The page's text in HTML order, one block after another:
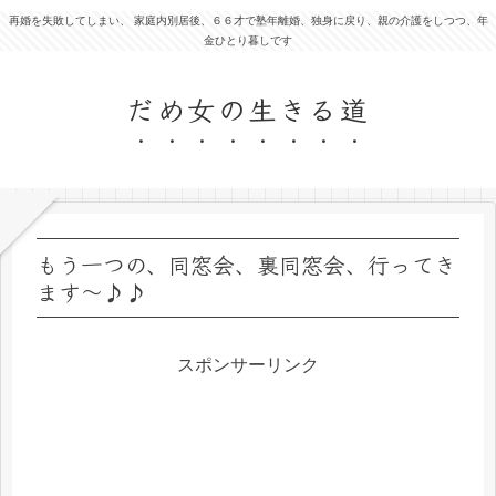
再婚を失敗してしまい、 家庭内別居後、６６才で塾年離婚、独身に戻り、親の介護をしつつ、年
金ひとり暮しです
だめ女の生きる道
もう一つの、同窓会、裏同窓会、行ってき
ます～♪♪
スポンサーリンク